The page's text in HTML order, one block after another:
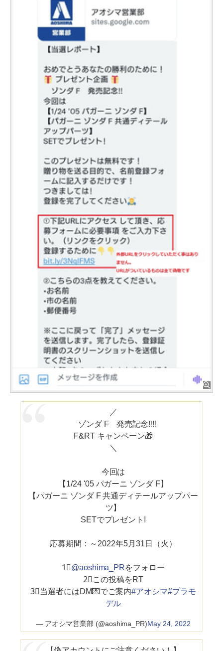
／
ゾンダ F 発売記念‼‼
F&RT キャンペーン🎁
＼
今回は
【1/24 '05 パガーニ ゾンダ F】
【パガーニ ゾンダ F 共通ディテールアップパー
ツ】
SETでプレゼント!
応募期間：～2022年5月31日（火）
1⃣@aoshima_PRをフォロー
2⃣この投稿をRT
3⃣当選者にはDM💌でご案内#アオシマ#プラモ
デル
— アオシマ営業部 (@aoshima_PR)May 24, 2022